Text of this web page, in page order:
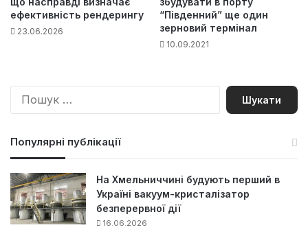
ефективність рендерингу
23.06.2026
“Південний” ще один
зерновий термінал
10.09.2021
П
Популярні публікації
На Хмельниччині будують перший в
Україні вакуум-кристалізатор
безперервної дії
16.06.2026